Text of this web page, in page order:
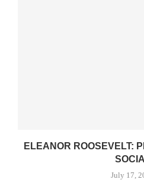
ELEANOR ROOSEVELT:
July 17,